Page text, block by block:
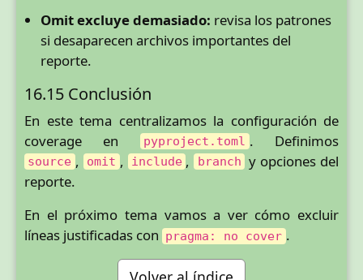
Omit excluye demasiado: revisa los patrones
si desaparecen archivos importantes del
reporte.
16.15 Conclusión
En este tema centralizamos la configuración de
coverage en
pyproject.toml . Definimos
source , omit , include , branch y opciones del
reporte.
En el próximo tema vamos a ver cómo excluir
líneas justificadas con pragma: no cover .